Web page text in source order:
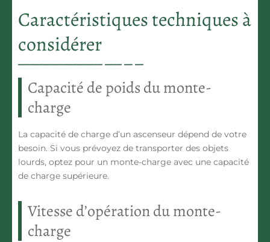
Caractéristiques techniques à
considérer
Capacité de poids du monte-
charge
La capacité de charge d’un ascenseur dépend de votre
besoin. Si vous prévoyez de transporter des objets
lourds, optez pour un monte-charge avec une capacité
de charge supérieure.
Vitesse d’opération du monte-
charge